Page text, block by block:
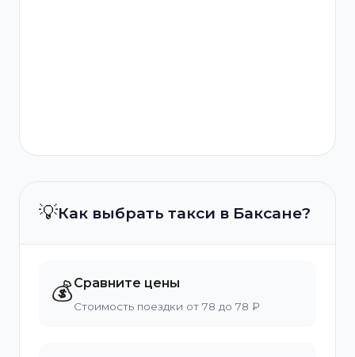
💡Как выбрать такси в Баксане?
💰Сравните цены
Стоимость поездки от 78 до 78 ₽